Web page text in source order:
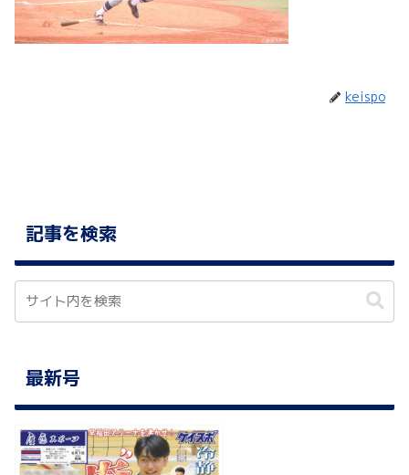
keispo
記事を検索
最新号